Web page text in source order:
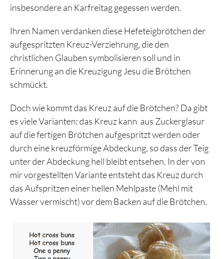
insbesondere an Karfreitag gegessen werden.
Ihren Namen verdanken diese Hefeteigbrötchen der
aufgespritzten Kreuz-Verziehrung, die den
christlichen Glauben symbolisieren soll und in
Erinnerung an die Kreuzigung Jesu die Brötchen
schmückt.
Doch wie kommt das Kreuz auf die Brötchen? Da gibt
es viele Varianten: das Kreuz kann aus Zuckerglasur
auf die fertigen Brötchen aufgespritzt werden oder
durch eine kreuzförmige Abdeckung, so dass der Teig
unter der Abdeckung hell bleibt entsehen. In der von
mir vorgestellten Variante entsteht das Kreuz durch
das Aufspritzen einer hellen Mehlpaste (Mehl mit
Wasser vermischt) vor dem Backen auf die Brötchen.